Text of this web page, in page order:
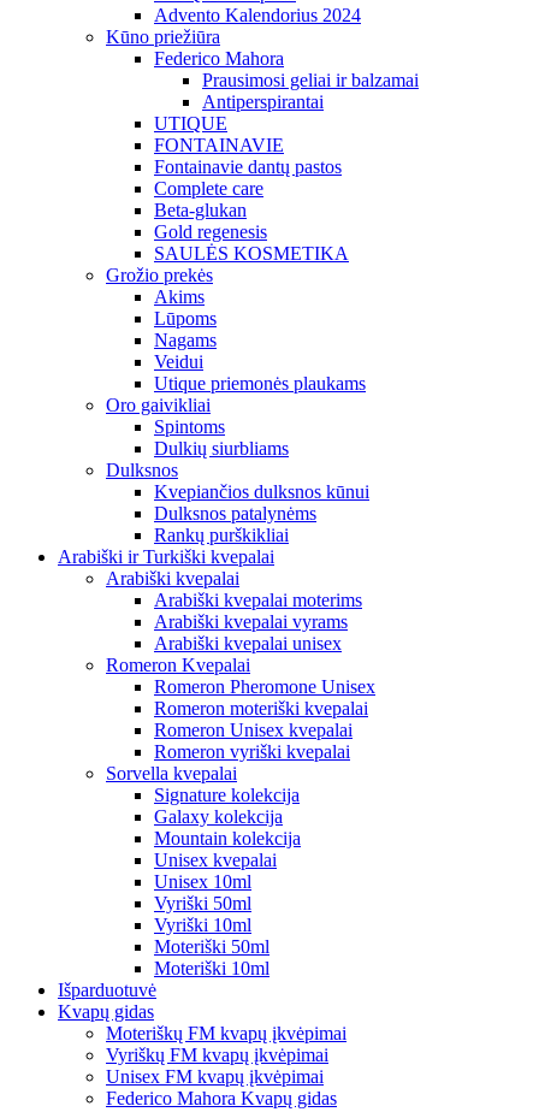
Advento Kalendorius 2024
Kūno priežiūra
Federico Mahora
Prausimosi geliai ir balzamai
Antiperspirantai
UTIQUE
FONTAINAVIE
Fontainavie dantų pastos
Complete care
Beta-glukan
Gold regenesis
SAULĖS KOSMETIKA
Grožio prekės
Akims
Lūpoms
Nagams
Veidui
Utique priemonės plaukams
Oro gaivikliai
Spintoms
Dulkių siurbliams
Dulksnos
Kvepiančios dulksnos kūnui
Dulksnos patalynėms
Rankų purškikliai
Arabiški ir Turkiški kvepalai
Arabiški kvepalai
Arabiški kvepalai moterims
Arabiški kvepalai vyrams
Arabiški kvepalai unisex
Romeron Kvepalai
Romeron Pheromone Unisex
Romeron moteriški kvepalai
Romeron Unisex kvepalai
Romeron vyriški kvepalai
Sorvella kvepalai
Signature kolekcija
Galaxy kolekcija
Mountain kolekcija
Unisex kvepalai
Unisex 10ml
Vyriški 50ml
Vyriški 10ml
Moteriški 50ml
Moteriški 10ml
Išparduotuvė
Kvapų gidas
Moteriškų FM kvapų įkvėpimai
Vyriškų FM kvapų įkvėpimai
Unisex FM kvapų įkvėpimai
Federico Mahora Kvapų gidas